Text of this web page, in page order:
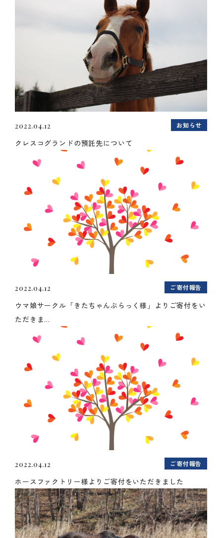
2022.04.12 お知らせ
クレスコグランドの預託先について
2022.04.12 ご寄付報告
ウマ娘サークル「きたちゃんぶらっく様」よりご寄付をい
ただきま...
2022.04.12 ご寄付報告
ホースファクトリー様よりご寄付をいただきました